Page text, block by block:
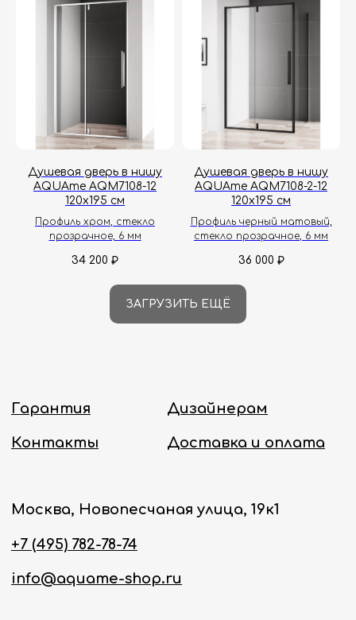
Душевая дверь в нишу
AQUAme AQM7108-12
120х195 см
Профиль хром, стекло
прозрачное, 6 мм
34 200 ₽
Душевая дверь в нишу
AQUAme AQM7108-2-12
120х195 см
Профиль черный матовый,
стекло прозрачное, 6 мм
36 000 ₽
ЗАГРУЗИТЬ ЕЩЁ